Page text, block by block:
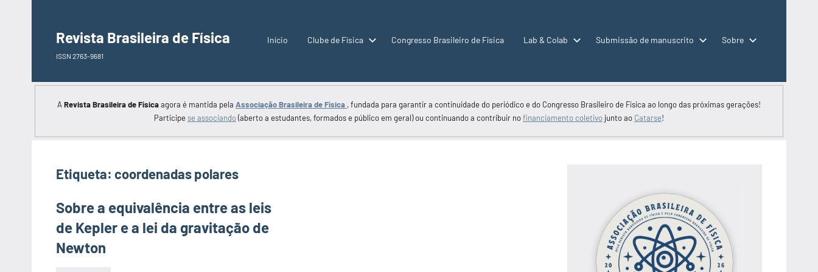
conteúdo
Revista Brasileira de Física
ISSN 2763-9681
Início Clube de Física Congresso Brasileiro de Física Lab & Colab Submissão de manuscrito Sobre
A Revista Brasileira de Físicaagora é mantida pela Associação Brasileira de Física , fundada para garantir a continuidade do periódico e do Congresso Brasileiro de Física ao longo das próximas gerações!
Participese associando(aberto a estudantes, formados e público em geral) ou continuando a contribuir nofinanciamento coletivo junto ao Catarse!
Etiqueta: coordenadas polares
Sobre a equivalência entre as leis
de Kepler e a lei da gravitação de
Newton